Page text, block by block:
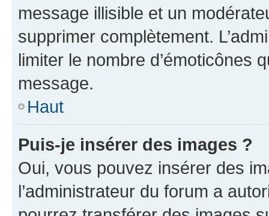
message illisible et un
supprimer complètement.
limiter le nombre d’émoticônes
message.
Haut
Puis-je insérer des images ?
Oui, vous pouvez insérer des
l’administrateur du forum a